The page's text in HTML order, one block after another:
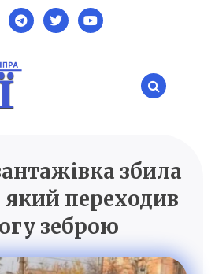
збила
який переходив
зеброю